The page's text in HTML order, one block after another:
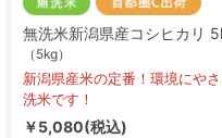
無洗米新潟県産コシヒカリ
（5kg）
新潟県産米の定番！環境にや
洗米です！
￥5,080(税込)